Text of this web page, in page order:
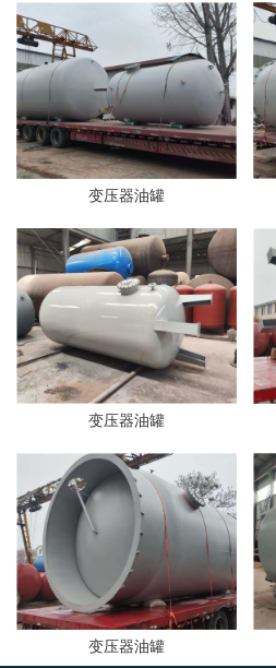
变压器油罐
变压器油罐
变压器油罐